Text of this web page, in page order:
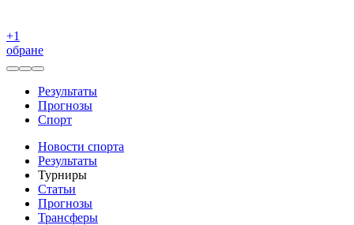
+1
обране
Результаты
Прогнозы
Спорт
Новости спорта
Результаты
Турниры
Статьи
Прогнозы
Трансферы